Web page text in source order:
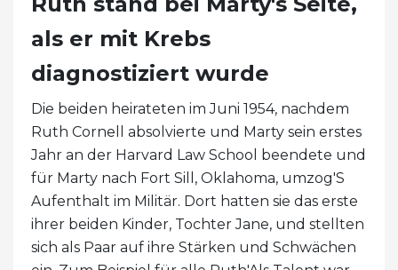
als er mit Krebs
diagnostiziert wurde
Die beiden heirateten im Juni 1954, nachdem
Ruth Cornell absolvierte und Marty sein erstes
Jahr an der Harvard Law School beendete und
für Marty nach Fort Sill, Oklahoma, umzog'S
Aufenthalt im Militär. Dort hatten sie das erste
ihrer beiden Kinder, Tochter Jane, und stellten
sich als Paar auf ihre Stärken und Schwächen